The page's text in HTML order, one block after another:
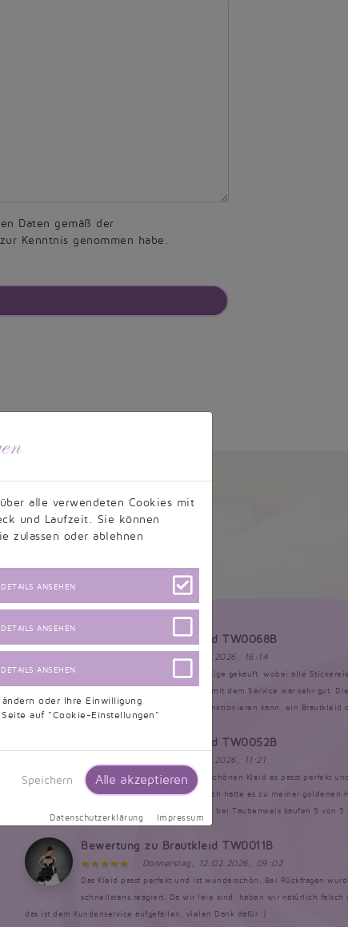
Daten gemäß der
Kenntnis genommen habe.
Bewertungen
Bewertung zu Brautkleid TW0068B
Dienstag, 17.03.2026, 16:14
Das Kleid wurde wie in der Anzeige gekauft, wobei alle
gewünscht wurden. Der Kontakt mit dem Service war sehr gut.
genauso umgesetzt. Ich hatte Sorge, ob das funktionieren kann, ein Brautkleid
Bewertung zu Brautkleid TW0052B
Dienstag, 17.02.2026, 11:21
Ich bin sehr zufrieden mit dem schönen Kleid es passt perfekt
viele Komplimente bekommen Ich hatte es zu meiner goldenen
Leistung ist top würde immer wieder ein Kleid bei Taubenweis kaufen 5 von 5
Bewertung zu Brautkleid TW0011B
Donnerstag, 12.02.2026, 09:02
Das Kleid passt perfekt und ist wunderschön. Bei Rückfragen
schnellstens reagiert. Da wir leie sind, haben wir natürlich falsch
das ist dem Kundenservice aufgefallen, vielen Dank dafür :)
alle verwendeten Cookies mit
und Laufzeit. Sie können
zulassen oder ablehnen
DETAILS ANSEHEN
DETAILS ANSEHEN
DETAILS ANSEHEN
oder Ihre Einwilligung
auf "Cookie-Einstellungen"
Speichern Alle akzeptieren
Datenschutzerklärung Impressum